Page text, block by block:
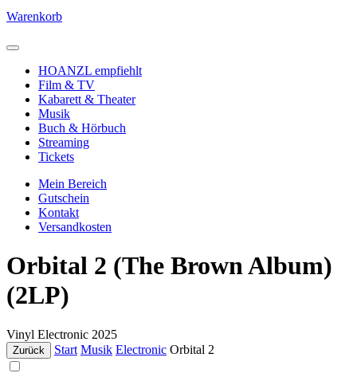
Warenkorb
HOANZL empfiehlt
Film & TV
Kabarett & Theater
Musik
Buch & Hörbuch
Streaming
Tickets
Mein Bereich
Gutschein
Kontakt
Versandkosten
Orbital 2 (The Brown Album)
(2LP)
Vinyl Electronic 2025
Zurück Start Musik Electronic Orbital 2